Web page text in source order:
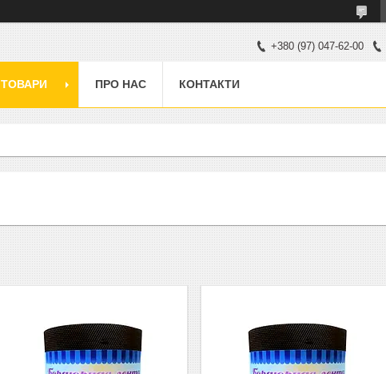
+380 (97) 047-62-00
ТОВАРИ ПРО НАС КОНТАКТИ